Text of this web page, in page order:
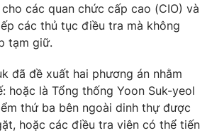
Thủy
Thị Mỹ Hạnh, Phạm Quốc Thắng,
355 931 - 024.38 355 932
024.66 897 897
các quan chức cấp cao (CIO) và
các thủ tục điều tra mà không
tạm giữ.
đã đề xuất hai phương án nhằm
hoặc là Tổng thống Yoon Suk-yeol
thứ ba bên ngoài dinh thự được
hoặc các điều tra viên có thể tiến